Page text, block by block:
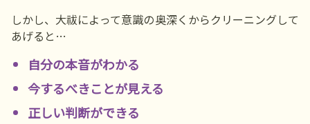
しかし、大祓によって意識の奥深くからクリーニングして
あげると…
自分の本音がわかる
今するべきことが見える
正しい判断ができる